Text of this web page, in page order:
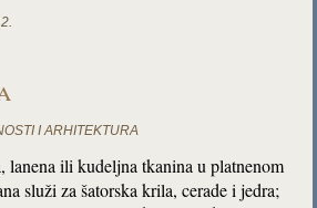
I ARHITEKTURA
lanena ili kudeljna tkanina u platnenom
služi za šatorska krila, cerade i jedra;